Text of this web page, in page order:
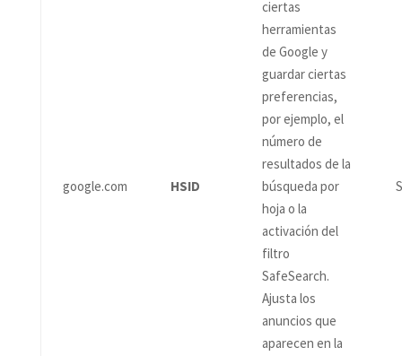
google.com HSID
ciertas
herramientas
de Google y
guardar ciertas
preferencias,
por ejemplo, el
número de
resultados de la
búsqueda por
hoja o la
activación del
filtro
SafeSearch.
Ajusta los
anuncios que
aparecen en la